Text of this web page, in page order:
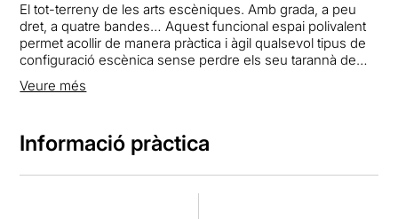
El tot-terreny de les arts escèniques. Amb grada, a peu
dret, a quatre bandes… Aquest funcional espai polivalent
permet acollir de manera pràctica i àgil qualsevol tipus de
configuració escènica sense perdre els seu tarannà de
proximitat i calidesa amb el públic.
Veure més
Informació pràctica